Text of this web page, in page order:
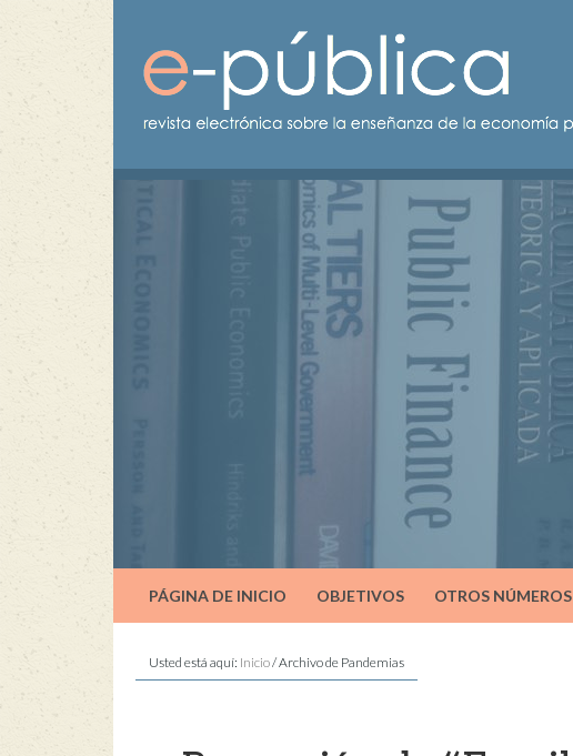
PÁGINA DE INICIO OBJETIVOS OTROS NÚMEROS
Usted está aquí: Inicio/Archivo de Pandemias